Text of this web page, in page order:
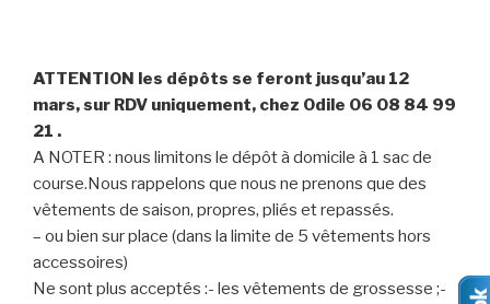
ATTENTION les dépôts se feront jusqu’au 12
mars, sur RDV uniquement, chez Odile 06 08 84 99
21 .
A NOTER : nous limitons le dépôt à domicile à 1 sac de
course.Nous rappelons que nous ne prenons que des
vêtements de saison, propres, pliés et repassés.
– ou bien sur place (dans la limite de 5 vêtements hors
accessoires)
Ne sont plus acceptés :- les vêtements de grossesse ;-